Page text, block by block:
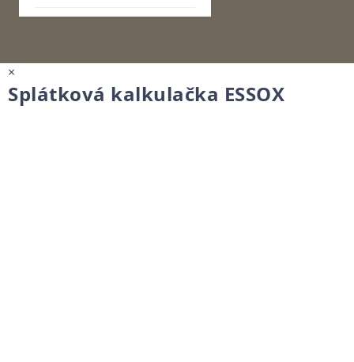
×
Splátková kalkulačka ESSOX